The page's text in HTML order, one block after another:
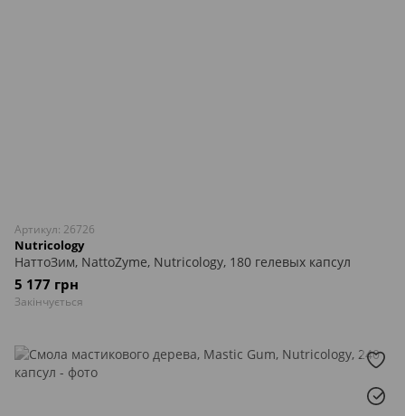
Артикул: 26726
Nutricology
НаттоЗим, NattoZyme, Nutricology, 180 гелевых капсул
5 177 грн
Закінчується